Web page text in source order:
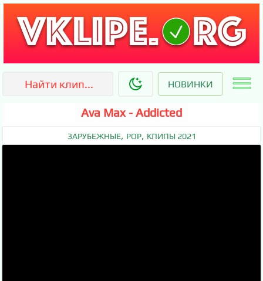
НОВИНКИ
Ava Max - Addicted
ЗАРУБЕЖНЫЕ, POP, КЛИПЫ 2021